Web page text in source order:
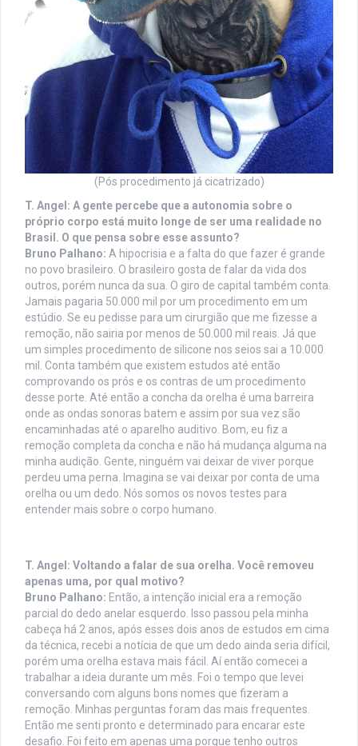
(Pós procedimento já cicatrizado)
T. Angel: A gente percebe que a autonomia sobre o
próprio corpo está muito longe de ser uma realidade no
Brasil. O que pensa sobre esse assunto?
Bruno Palhano: A hipocrisia e a falta do que fazer é grande
no povo brasileiro. O brasileiro gosta de falar da vida dos
outros, porém nunca da sua. O giro de capital também conta.
Jamais pagaria 50.000 mil por um procedimento em um
estúdio. Se eu pedisse para um cirurgião que me fizesse a
remoção, não sairia por menos de 50.000 mil reais. Já que
um simples procedimento de silicone nos seios sai a 10.000
mil. Conta também que existem estudos até então
comprovando os prós e os contras de um procedimento
desse porte. Até então a concha da orelha é uma barreira
onde as ondas sonoras batem e assim por sua vez são
encaminhadas até o aparelho auditivo. Bom, eu fiz a
remoção completa da concha e não há mudança alguma na
minha audição. Gente, ninguém vai deixar de viver porque
perdeu uma perna. Imagina se vai deixar por conta de uma
orelha ou um dedo. Nós somos os novos testes para
entender mais sobre o corpo humano.
T. Angel: Voltando a falar de sua orelha. Você removeu
apenas uma, por qual motivo?
Bruno Palhano: Então, a intenção inicial era a remoção
parcial do dedo anelar esquerdo. Isso passou pela minha
cabeça há 2 anos, após esses dois anos de estudos em cima
da técnica, recebi a notícia de que um dedo ainda seria difícil,
porém uma orelha estava mais fácil. Aí então comecei a
trabalhar a ideia durante um mês. Foi o tempo que levei
conversando com alguns bons nomes que fizeram a
remoção. Minhas perguntas foram das mais frequentes.
Então me senti pronto e determinado para encarar este
desafio. Foi feito em apenas uma porque tenho outros